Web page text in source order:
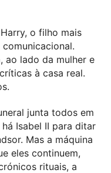
o filho mais
ao lado da mulher e
à casa real.
junta todos em
Isabel II para ditar
Mas a máquina
eles continuem,
rituais, a